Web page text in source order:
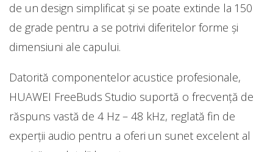
de un design simplificat și se poate extinde la 150
de grade pentru a se potrivi diferitelor forme și
dimensiuni ale capului.
Datorită componentelor acustice profesionale,
HUAWEI FreeBuds Studio suportă o frecvență de
răspuns vastă de 4 Hz – 48 kHz, reglată fin de
experții audio pentru a oferi un sunet excelent al